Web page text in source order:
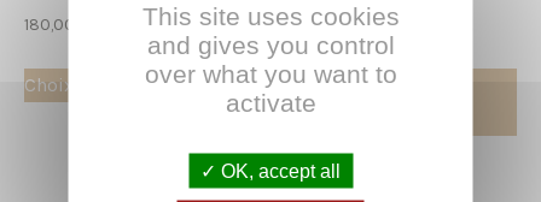
180,00 240,00 €Plage
de
240,00 €
Choix des options
240,00€
Considérez la
disponibilité
This site uses cookies
and gives you control
over what you want to
activate
OK, accept all